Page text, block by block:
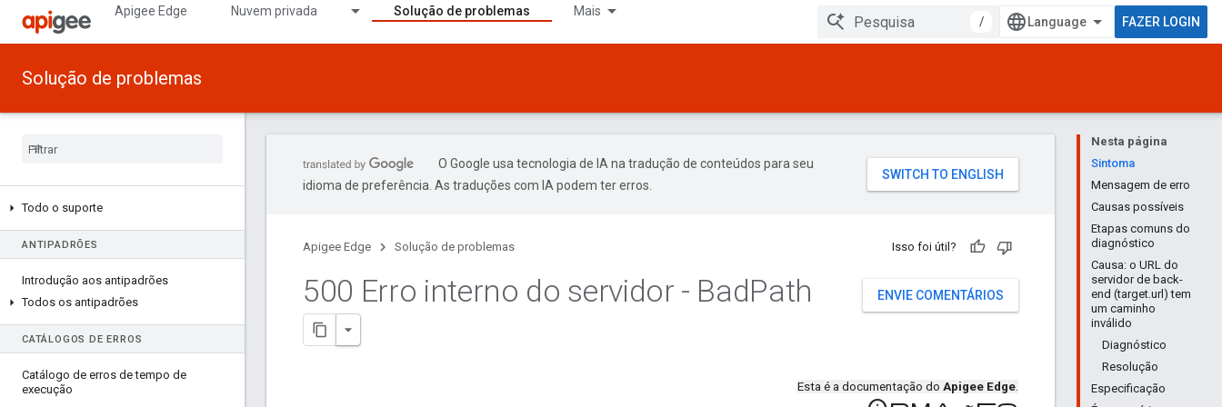
Apigee Edge Nuvem privada Solução de problemas Mais
/ FAZER LOGIN
Solução de problemas
Todo o suporte
ANTIPADRÕES
Introdução aos antipadrões
Todos os antipadrões
CATÁLOGOS DE ERROS
Catálogo de erros de tempo de
execução
Nesta página
Sintoma
Mensagem de erro
Causas possíveis
Etapas comuns do
diagnóstico
Causa: o URL do
servidor de back-
end (target.url) tem
um caminho
inválido
Diagnóstico
Resolução
Especificação
O Google usa tecnologia de IA na tradução de conteúdos para seu
idioma de preferência. As traduções com IA podem ter erros.
Apigee Edge Solução de problemas Isso foi útil?
ENVIE COMENTÁRIOS
500 Erro interno do servidor - BadPath
Esta é a documentação do Apigee Edge.